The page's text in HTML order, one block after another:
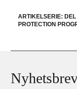
ARTIKELSERIE:
PROTECTION